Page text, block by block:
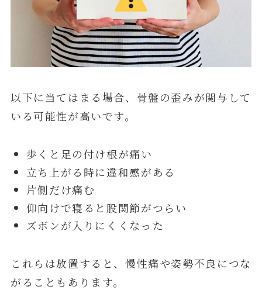
以下に当てはまる場合、骨盤の歪みが関与して
いる可能性が高いです。
歩くと足の付け根が痛い
立ち上がる時に違和感がある
片側だけ痛む
仰向けで寝ると股関節がつらい
ズボンが入りにくくなった
これらは放置すると、慢性痛や姿勢不良につな
がることもあります。